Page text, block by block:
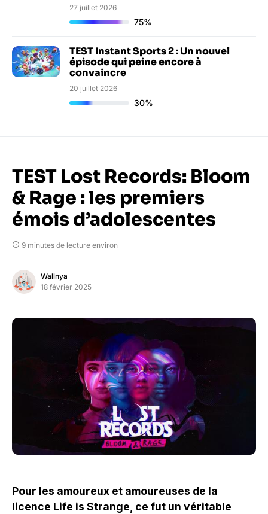
27 juillet 2026
75%
TEST Instant Sports 2 : Un nouvel
épisode qui peine encore à
convaincre
20 juillet 2026
30%
TEST Lost Records: Bloom
& Rage : les premiers
émois d’adolescentes
9 minutes de lecture environ
Wallnya
18 février 2025
Pour les amoureux et amoureuses de la
licence Life is Strange, ce fut un véritable